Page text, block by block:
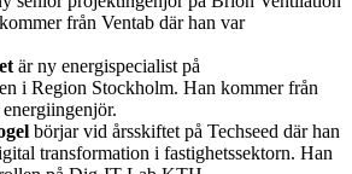
från Ventab där han var
är ny energispecialist på
i Region Stockholm. Han kommer från
börjar vid årsskiftet på Techseed där han
transformation i fastighetssektorn. Han